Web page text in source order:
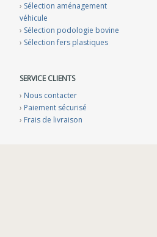
› Sélection aménagement
véhicule
› Sélection podologie bovine
› Sélection fers plastiques
SERVICE CLIENTS
› Nous contacter
› Paiement sécurisé
› Frais de livraison